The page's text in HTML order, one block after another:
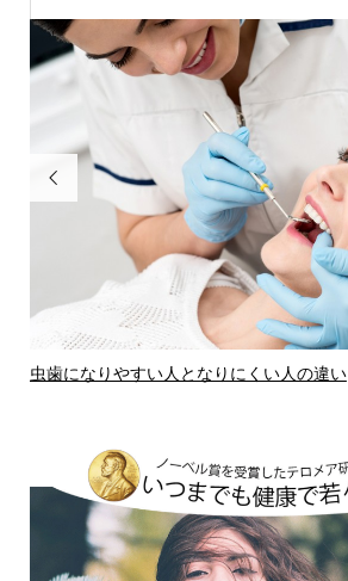

虫歯になりやすい人となりにくい人の違い